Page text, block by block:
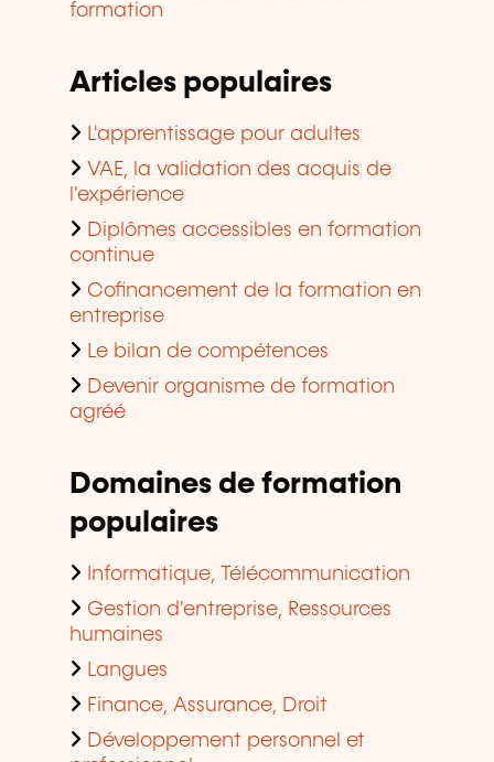
formation
Articles populaires
L'apprentissage pour adultes
VAE, la validation des acquis de
l'expérience
Diplômes accessibles en formation
continue
Cofinancement de la formation en
entreprise
Le bilan de compétences
Devenir organisme de formation
agréé
Domaines de formation
populaires
Informatique, Télécommunication
Gestion d'entreprise, Ressources
humaines
Langues
Finance, Assurance, Droit
Développement personnel et